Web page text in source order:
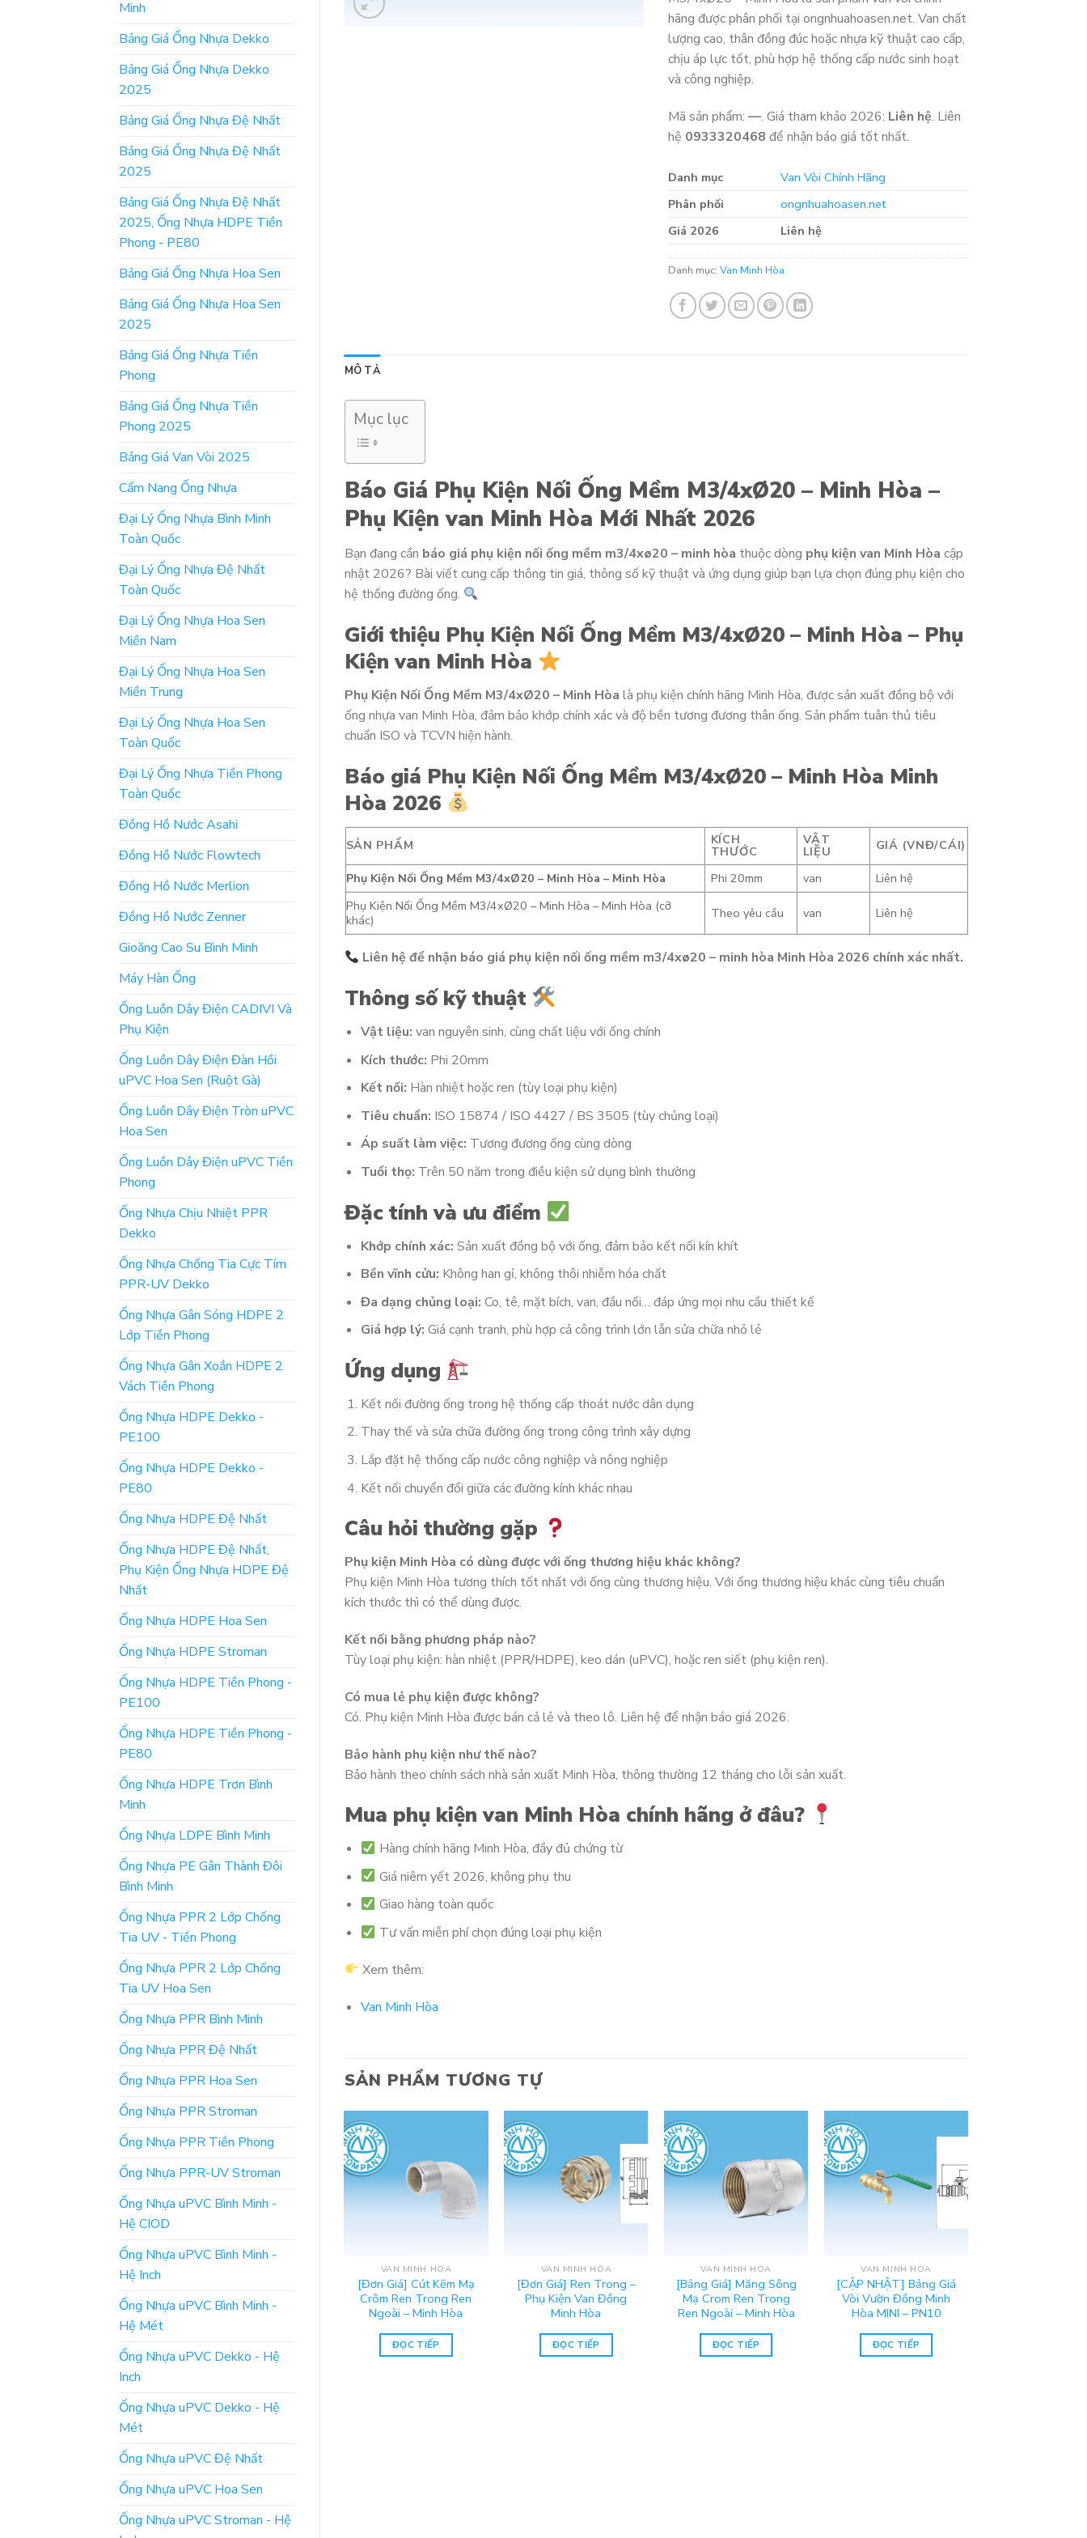
Minh
Bảng Giá Ống Nhựa Dekko
Bảng Giá Ống Nhựa Dekko
2025
Bảng Giá Ống Nhựa Đệ Nhất
Bảng Giá Ống Nhựa Đệ Nhất
2025
Bảng Giá Ống Nhựa Đệ Nhất
2025, Ống Nhựa HDPE Tiền
Phong - PE80
Bảng Giá Ống Nhựa Hoa Sen
Bảng Giá Ống Nhựa Hoa Sen
2025
Bảng Giá Ống Nhựa Tiền
Phong
Bảng Giá Ống Nhựa Tiền
Phong 2025
Bảng Giá Van Vòi 2025
Cẩm Nang Ống Nhựa
Đại Lý Ống Nhựa Bình Minh
Toàn Quốc
Đại Lý Ống Nhựa Đệ Nhất
Toàn Quốc
Đại Lý Ống Nhựa Hoa Sen
Miền Nam
Đại Lý Ống Nhựa Hoa Sen
Miền Trung
Đại Lý Ống Nhựa Hoa Sen
Toàn Quốc
Đại Lý Ống Nhựa Tiền Phong
Toàn Quốc
Đồng Hồ Nước Asahi
Đồng Hồ Nước Flowtech
Đồng Hồ Nước Merlion
Đồng Hồ Nước Zenner
Gioăng Cao Su Bình Minh
Máy Hàn Ống
Ống Luồn Dây Điện CADIVI Và
Phụ Kiện
Ống Luồn Dây Điện Đàn Hồi
uPVC Hoa Sen (Ruột Gà)
Ống Luồn Dây Điện Tròn uPVC
Hoa Sen
Ống Luồn Dây Điện uPVC Tiền
Phong
Ống Nhựa Chịu Nhiệt PPR
Dekko
Ống Nhựa Chống Tia Cực Tím
PPR-UV Dekko
Ống Nhựa Gân Sóng HDPE 2
Lớp Tiền Phong
Ống Nhựa Gân Xoắn HDPE 2
Vách Tiền Phong
Ống Nhựa HDPE Dekko -
PE100
Ống Nhựa HDPE Dekko -
PE80
Ống Nhựa HDPE Đệ Nhất
Ống Nhựa HDPE Đệ Nhất,
Phụ Kiện Ống Nhựa HDPE Đệ
Nhất
Ống Nhựa HDPE Hoa Sen
Ống Nhựa HDPE Stroman
Ống Nhựa HDPE Tiền Phong -
PE100
Ống Nhựa HDPE Tiền Phong -
PE80
Ống Nhựa HDPE Trơn Bình
Minh
Ống Nhựa LDPE Bình Minh
Ống Nhựa PE Gân Thành Đôi
Bình Minh
Ống Nhựa PPR 2 Lớp Chống
Tia UV - Tiền Phong
Ống Nhựa PPR 2 Lớp Chống
Tia UV Hoa Sen
Ống Nhựa PPR Bình Minh
Ống Nhựa PPR Đệ Nhất
Ống Nhựa PPR Hoa Sen
Ống Nhựa PPR Stroman
Ống Nhựa PPR Tiền Phong
Ống Nhựa PPR-UV Stroman
Ống Nhựa uPVC Bình Minh -
Hệ CIOD
Ống Nhựa uPVC Bình Minh -
Hệ Inch
Ống Nhựa uPVC Bình Minh -
Hệ Mét
Ống Nhựa uPVC Dekko - Hệ
Inch
Ống Nhựa uPVC Dekko - Hệ
Mét
Ống Nhựa uPVC Đệ Nhất
Ống Nhựa uPVC Hoa Sen
Ống Nhựa uPVC Stroman - Hệ
hãng được phân phối tại ongnhuahoasen.net. Van chất
lượng cao, thân đồng đúc hoặc nhựa kỹ thuật cao cấp,
chịu áp lực tốt, phù hợp hệ thống cấp nước sinh hoạt
và công nghiệp.
Mã sản phẩm:—. Giá tham khảo 2026: Liên hệ. Liên
hệ 0933320468 để nhận báo giá tốt nhất.
Danh mục
Van Vòi Chính Hãng
Phân phối
ongnhuahoasen.net
Giá 2026
Liên hệ
Danh mục:Van Minh Hòa
MÔ TẢ
Mục lục
Báo Giá Phụ Kiện Nối Ống Mềm M3/4xØ20 – Minh Hòa –
Phụ Kiện van Minh Hòa Mới Nhất 2026
Bạn đang cần báo giá phụ kiện nối ống mềm m3/4xø20 – minh hòa thuộc dòng phụ kiện van Minh Hòa cập
nhật 2026? Bài viết cung cấp thông tin giá, thông số kỹ thuật và ứng dụng giúp bạn lựa chọn đúng phụ kiện cho
hệ thống đường ống.
Giới thiệu Phụ Kiện Nối Ống Mềm M3/4xØ20 – Minh Hòa – Phụ
Kiện van Minh Hòa
Phụ Kiện Nối Ống Mềm M3/4xØ20 – Minh Hòa là phụ kiện chính hãng Minh Hòa, được sản xuất đồng bộ với
ống nhựa van Minh Hòa, đảm bảo khớp chính xác và độ bền tương đương thân ống. Sản phẩm tuân thủ tiêu
chuẩn ISO và TCVN hiện hành.
Báo giá Phụ Kiện Nối Ống Mềm M3/4xØ20 – Minh Hòa Minh
Hòa 2026
SẢN PHẨM KÍCH
THƯỚC
VẬT
LIỆU GIÁ (VNĐ/CÁI)
Phụ Kiện Nối Ống Mềm M3/4xØ20 – Minh Hòa – Minh Hòa Phi 20mm van
Liên hệ
Phụ Kiện Nối Ống Mềm M3/4xØ20 – Minh Hòa – Minh Hòa (cỡ
khác)
Theo yêu cầu van Liên hệ
Liên hệ để nhận báo giá phụ kiện nối ống mềm m3/4xø20 – minh hòa Minh Hòa 2026 chính xác nhất.
Thông số kỹ thuật
Vật liệu: van nguyên sinh, cùng chất liệu với ống chính
Kích thước: Phi 20mm
Kết nối: Hàn nhiệt hoặc ren (tùy loại phụ kiện)
Tiêu chuẩn: ISO 15874 / ISO 4427 / BS 3505 (tùy chủng loại)
Áp suất làm việc: Tương đương ống cùng dòng
Tuổi thọ: Trên 50 năm trong điều kiện sử dụng bình thường
Đặc tính và ưu điểm
Khớp chính xác: Sản xuất đồng bộ với ống, đảm bảo kết nối kín khít
Bền vĩnh cửu: Không han gỉ, không thôi nhiễm hóa chất
Đa dạng chủng loại: Co, tê, mặt bích, van, đầu nối… đáp ứng mọi nhu cầu thiết kế
Giá hợp lý: Giá cạnh tranh, phù hợp cả công trình lớn lẫn sửa chữa nhỏ lẻ
Ứng dụng
Kết nối đường ống trong hệ thống cấp thoát nước dân dụng
Thay thế và sửa chữa đường ống trong công trình xây dựng
Lắp đặt hệ thống cấp nước công nghiệp và nông nghiệp
Kết nối chuyển đổi giữa các đường kính khác nhau
Câu hỏi thường gặp
Phụ kiện Minh Hòa có dùng được với ống thương hiệu khác không?
Phụ kiện Minh Hòa tương thích tốt nhất với ống cùng thương hiệu. Với ống thương hiệu khác cùng tiêu chuẩn
kích thước thì có thể dùng được.
Kết nối bằng phương pháp nào?
Tùy loại phụ kiện: hàn nhiệt (PPR/HDPE), keo dán (uPVC), hoặc ren siết (phụ kiện ren).
Có mua lẻ phụ kiện được không?
Có. Phụ kiện Minh Hòa được bán cả lẻ và theo lô. Liên hệ để nhận báo giá 2026.
Bảo hành phụ kiện như thế nào?
Bảo hành theo chính sách nhà sản xuất Minh Hòa, thông thường 12 tháng cho lỗi sản xuất.
Mua phụ kiện van Minh Hòa chính hãng ở đâu?
Hàng chính hãng Minh Hòa, đầy đủ chứng từ
Giá niêm yết 2026, không phụ thu
Giao hàng toàn quốc
Tư vấn miễn phí chọn đúng loại phụ kiện
Xem thêm:
Van Minh Hòa
SẢN PHẨM TƯƠNG TỰ
VAN MINH HÒA
[Đơn Giá] Cút Kẽm Mạ
Crôm Ren Trong Ren
Ngoài – Minh Hòa
ĐỌC TIẾP
VAN MINH HÒA
[Đơn Giá] Ren Trong –
Phụ Kiện Van Đồng
Minh Hòa
ĐỌC TIẾP
VAN MINH HÒA
[Bảng Giá] Măng Sông
Mạ Crom Ren Trong
Ren Ngoài – Minh Hòa
ĐỌC TIẾP
VAN MINH HÒA
[CẬP NHẬT] Bảng Giá
Vòi Vườn Đồng Minh
Hòa MINI – PN10
ĐỌC TIẾP
VAN MINH HÒA
[Bảng Giá] Cút Kẽm Mạ
Crôm Ren Trong – Minh
Kim DALING Bao Phim –
Minh Hòa